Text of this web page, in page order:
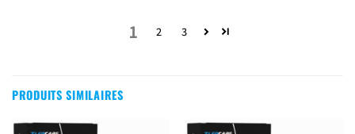
1 2 3
PRODUITS SIMILAIRES